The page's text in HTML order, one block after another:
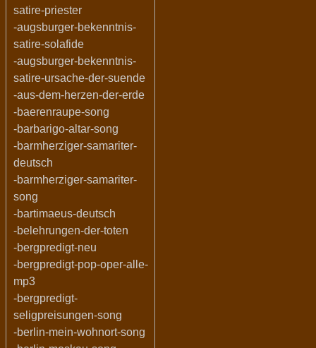
satire-priester
-augsburger-bekenntnis-
satire-solafide
-augsburger-bekenntnis-
satire-ursache-der-suende
-aus-dem-herzen-der-erde
-baerenraupe-song
-barbarigo-altar-song
-barmherziger-samariter-
deutsch
-barmherziger-samariter-
song
-bartimaeus-deutsch
-belehrungen-der-toten
-bergpredigt-neu
-bergpredigt-pop-oper-alle-
mp3
-bergpredigt-
seligpreisungen-song
-berlin-mein-wohnort-song